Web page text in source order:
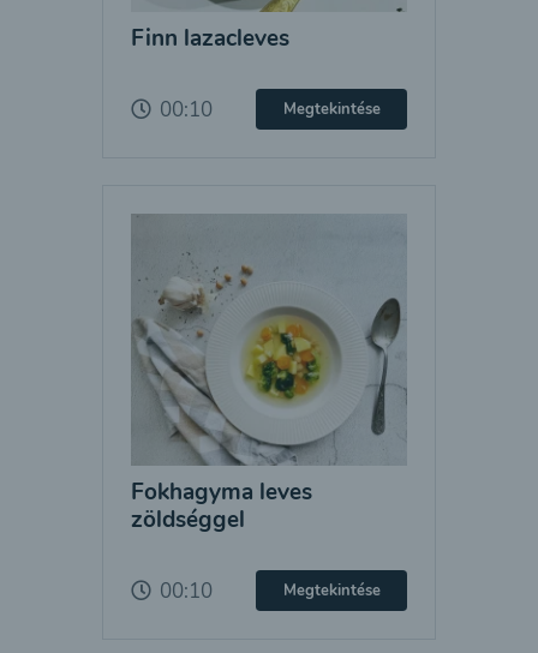
Finn lazacleves
00:10 Megtekintése
Fokhagyma leves
zöldséggel
00:10 Megtekintése